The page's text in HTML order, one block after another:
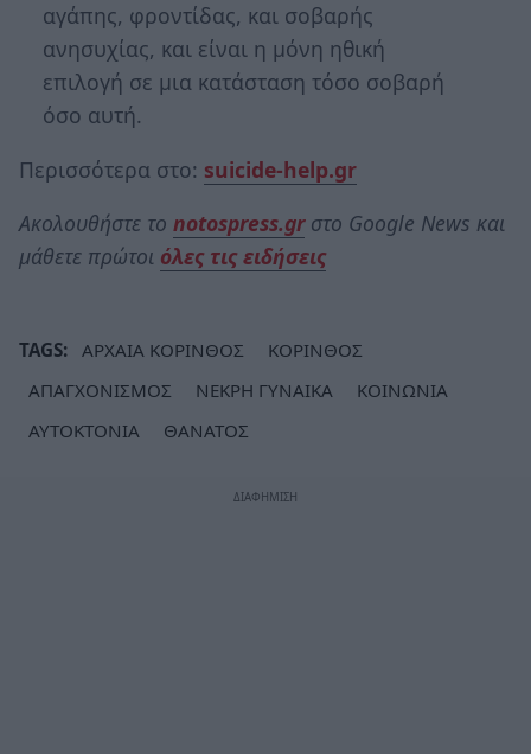
αγάπης, φροντίδας, και σοβαρής
ανησυχίας, και είναι η μόνη ηθική
επιλογή σε μια κατάσταση τόσο σοβαρή
όσο αυτή.
Περισσότερα στο: suicide-help.gr
Ακολουθήστε το notospress.grστο Google News και
μάθετε πρώτοι όλες τις ειδήσεις
TAGS: ΑΡΧΑΙΑ ΚΟΡΙΝΘΟΣ
ΚΟΡΙΝΘΟΣ
ΑΠΑΓΧΟΝΙΣΜΟΣ
ΝΕΚΡΗ ΓΥΝΑΙΚΑ
ΚΟΙΝΩΝΙΑ
ΑΥΤΟΚΤΟΝΙΑ
ΘΑΝΑΤΟΣ